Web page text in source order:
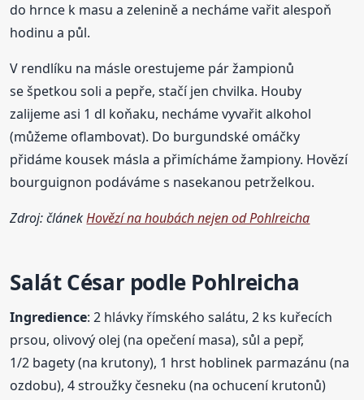
do hrnce k masu a zelenině a necháme vařit alespoň
hodinu a půl.
V rendlíku na másle orestujeme pár žampionů
se špetkou soli a pepře, stačí jen chvilka. Houby
zalijeme asi 1 dl koňaku, necháme vyvařit alkohol
(můžeme oflambovat). Do burgundské omáčky
přidáme kousek másla a přimícháme žampiony. Hovězí
bourguignon podáváme s nasekanou petrželkou.
Zdroj: článekHovězí na houbách nejen od Pohlreicha
Salát César podle Pohlreicha
Ingredience: 2 hlávky římského salátu, 2 ks kuřecích
prsou, olivový olej (na opečení masa), sůl a pepř,
1/2 bagety (na krutony), 1 hrst hoblinek parmazánu (na
ozdobu), 4 stroužky česneku (na ochucení krutonů)